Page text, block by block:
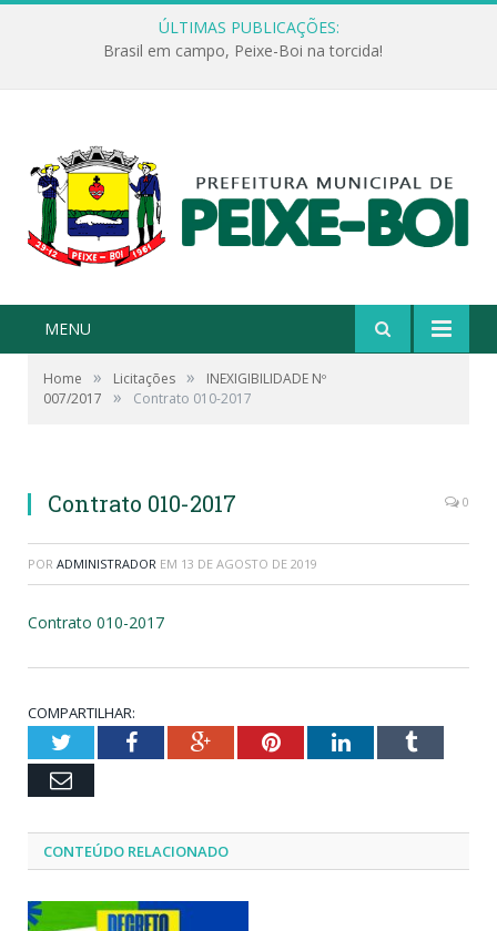
ÚLTIMAS PUBLICAÇÕES:
MENU
Home » Licitações »
INEXIGIBILIDADE Nº
007/2017
» Contrato 010-2017
Contrato 010-2017 0
POR ADMINISTRADOR EM 13 DE AGOSTO DE 2019
Contrato 010-2017
COMPARTILHAR:
TwitterFacebookGoogle+PinterestLinkedInTumblr
Email
CONTEÚDO RELACIONADO